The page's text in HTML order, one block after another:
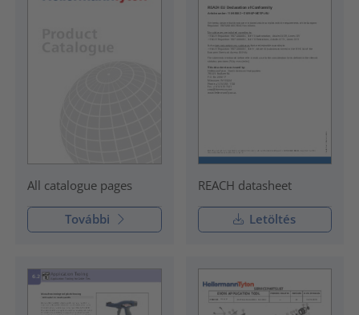
All catalogue pages
További
REACH datasheet
Letöltés